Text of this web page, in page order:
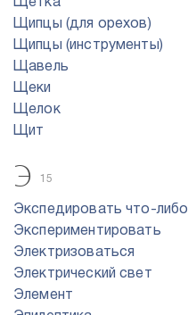
Щетка
Щипцы (для орехов)
Щипцы (инструменты)
Щавель
Щеки
Щелок
Щит
Э 15
Экспедировать что-либо
Экспериментировать
Электризоваться
Электрический свет
Элемент